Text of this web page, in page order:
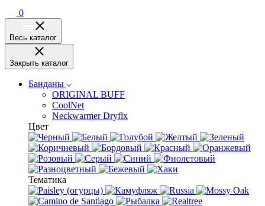
0
Весь каталог
Закрыть каталог
Банданы
ORIGINAL BUFF
CoolNet
Neckwarmer Dryflx
Цвет
Тематика